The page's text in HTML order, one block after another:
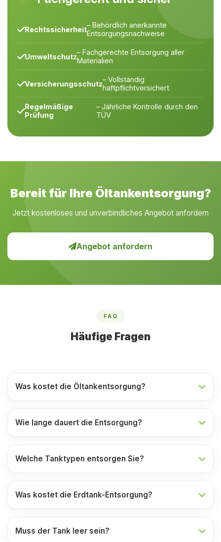
Rechtssicherheit– Behördlich anerkannte
Entsorgungsnachweise
Umweltschutz– Fachgerechte Entsorgung aller
Materialien
Versicherungsschutz– Vollständig
haftpflichtversichert
Regelmäßige
Prüfung
– Jährliche Kontrolle durch den
TÜV
Bereit für Ihre Öltankentsorgung?
Jetzt kostenloses und unverbindliches Angebot anfordern
Angebot anfordern
FAQ
Häufige Fragen
Was kostet die Öltankentsorgung?
Wie lange dauert die Entsorgung?
Welche Tanktypen entsorgen Sie?
Was kostet die Erdtank-Entsorgung?
Muss der Tank leer sein?